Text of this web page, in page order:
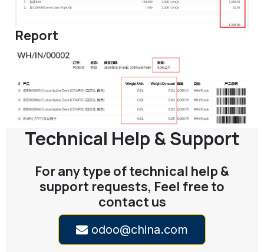
Report
Technical Help & Support
For any type of technical help &
support requests, Feel free to
contact us
odoo@china.com